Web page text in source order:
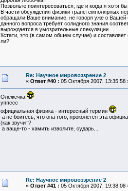
Позвольте поинтересоваться, где и когда я
В части обсуждения физики транстемполярных
обращали Ваше внимание, не говоря уже о Вашей
данного вопроса требует солидного знания
вырождается в умозрительные спекуляции....
Кстати, это (в самом общем случае) и
ли?!
Re: Научное мировоззрение 2
« Ответ #40 : 05 Октября 2007, 13:35:58
Олежечка
уппссс
официальная физика - интересный термин
а не боитесь, что она того, проколется эта
(как звучит?
а ваще-то - хамить изволите, сударь...
Re: Научное мировоззрение 2
« Ответ #41 : 05 Октября 2007, 19:38:08